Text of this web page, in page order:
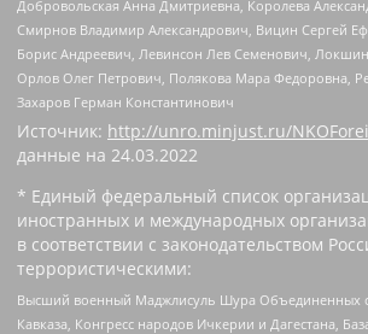
Добровольская Анна Дмитриевна, Королева
Смирнов Владимир Александрович, Вицин Сергей
Борис Андреевич, Левинсон Лев Семенович,
Орлов Олег Петрович, Полякова Мара Федоровна,
Захаров Герман Константинович
Источник: http://unro.minjust.ru/
данные на 24.03.2022
* Единый федеральный список
иностранных и международных
в соответствии с законодательством
террористическими:
Высший военный Маджлисуль Шура Объединенных
Кавказа, Конгресс народов Ичкерии и Дагестана,